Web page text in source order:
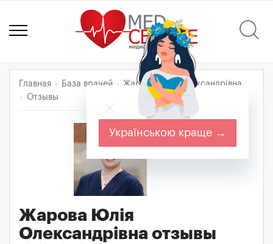
Главная База врачей
Жарова Юлія Олександрівна
Отзывы
Жарова Юлія
Олександрівна отзывы
Українською краще →